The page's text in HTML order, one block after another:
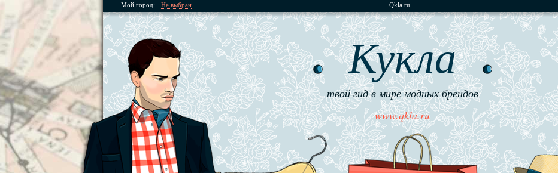
Мой город: Не выбран Qkla.ru
Кукла
твой гид в мире модных брендов
www.qkla.ru